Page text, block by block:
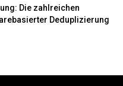
Die zahlreichen
Deduplizierung